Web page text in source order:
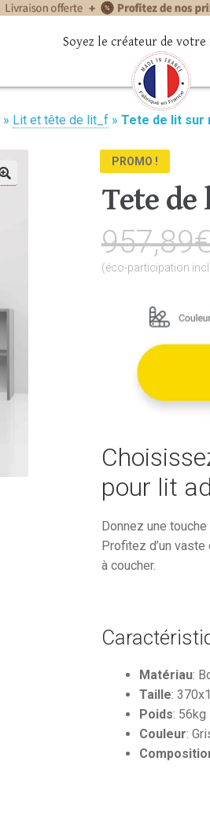
Soyez le créateur de
» Lit et tête de lit_f » Tete de lit sur
PROMO !
Tete
957,89
(éco-participation
pour lit
Donnez une
Profitez d’un
à coucher.
Matériau:
Taille:
Poids: 56kg
Couleur: